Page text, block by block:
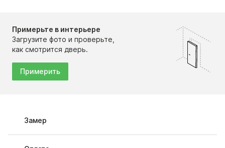
Примерьте в интерьере
Загрузите фото и проверьте,
как смотрится дверь.
Примерить
Замер